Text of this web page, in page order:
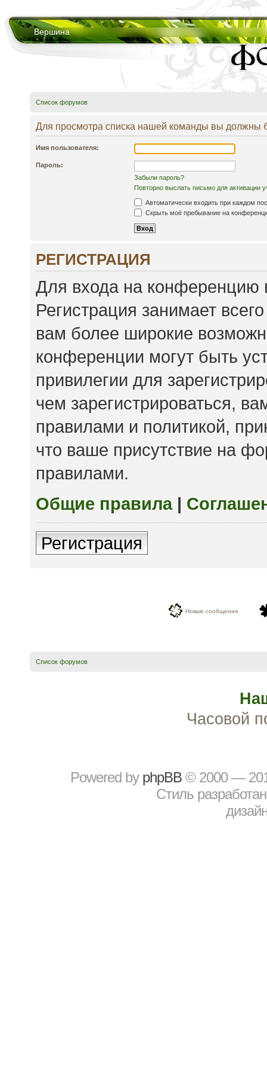
Вершина
Список форумов
Для просмотра списка нашей команды вы должны
Имя пользователя:
Пароль:
Забыли пароль?
Повторно выслать письмо для активации
Автоматически входить при каждом
Скрыть моё пребывание на
РЕГИСТРАЦИЯ
Для входа на конференцию
Регистрация занимает
вам более широкие
конференции могут быть
привилегии для
чем зарегистрироваться,
правилами и политикой,
что ваше присутствие на
правилами.
Общие правила|
Регистрация
Новые сообщения
Список форумов
Часовой
Powered by рhрBВ © 2000 —
Стиль